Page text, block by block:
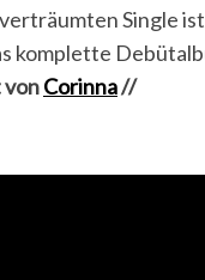
Single ist
komplette
Corinna//